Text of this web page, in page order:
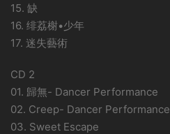
15. 缺
16. 绯荔榭•少年
17. 迷失藝術
CD 2
01. 歸無- Dancer Performance
02. Creep- Dancer Performance
03. Sweet Escape